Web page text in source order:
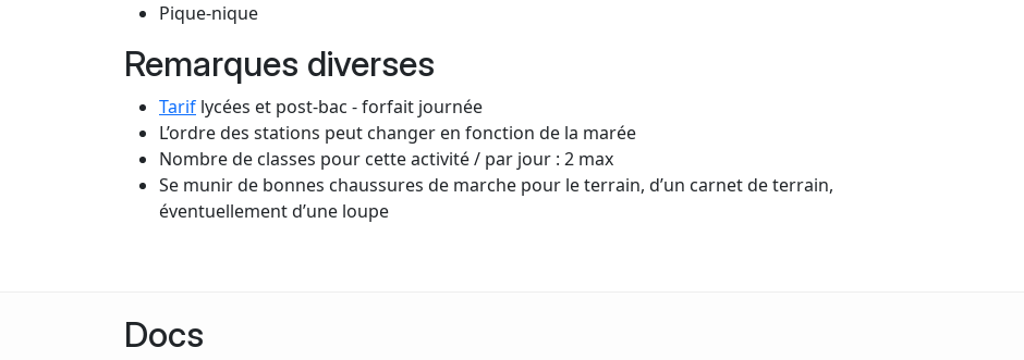
Pique-nique
Remarques diverses
Tarif lycées et post-bac - forfait journée
L’ordre des stations peut changer en fonction de la marée
Nombre de classes pour cette activité / par jour : 2 max
Se munir de bonnes chaussures de marche pour le terrain, d’un carnet de terrain,
éventuellement d’une loupe
Docs